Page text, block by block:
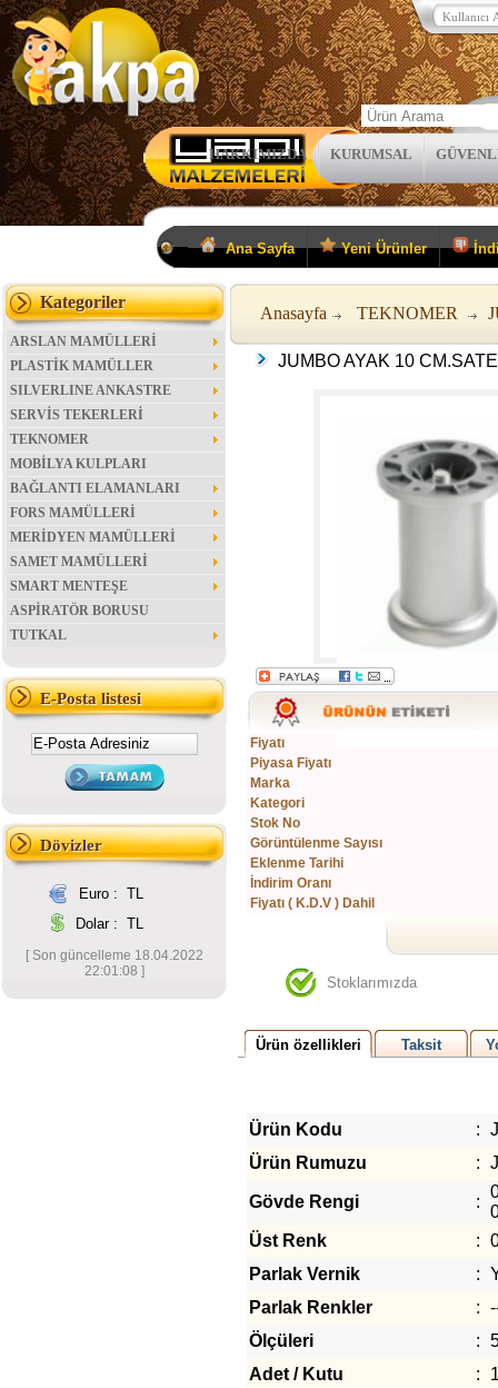
HAKKIMIZDA KURUMSAL
Ana Sayfa Yeni Ürünler
Kategoriler
ARSLAN MAMÜLLERİ
PLASTİK MAMÜLLER
SILVERLINE ANKASTRE
SERVİS TEKERLERİ
TEKNOMER
MOBİLYA KULPLARI
BAĞLANTI ELAMANLARI
FORS MAMÜLLERİ
MERİDYEN MAMÜLLERİ
SAMET MAMÜLLERİ
SMART MENTEŞE
ASPİRATÖR BORUSU
TUTKAL
E-Posta listesi
Dövizler
Euro : TL
Dolar : TL
[ Son güncelleme 18.04.2022
22:01:08 ]
Anasayfa TEKNOMER
JUMBO AYAK 10
Fiyatı
Piyasa Fiyatı
Marka
Kategori
Stok No
Görüntülenme Sayısı
Eklenme Tarihi
İndirim Oranı
Fiyatı ( K.D.V ) Dahil
Stoklarımızda
Ürün özellikleri Taksit
Ürün Kodu :
Ürün Rumuzu
:
Gövde Rengi :
Üst Renk
:
Parlak Vernik
:
Parlak Renkler
:
Ölçüleri
:
Adet / Kutu
: